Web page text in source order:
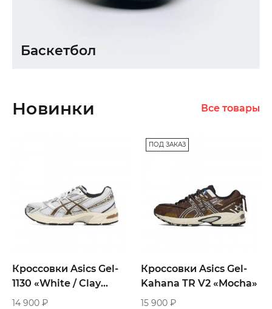
Баскетбол
Новинки Все товары
Кроссовки Asics Gel-
1130 «White / Clay
Canyon»
14 900 ₽
ПОД ЗАКАЗ
Кроссовки Asics Gel-
Kahana TR V2 «Mocha»
15 900 ₽